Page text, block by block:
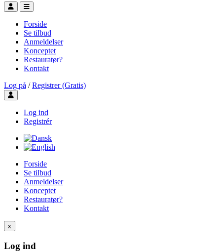
Forside
Se tilbud
Anmeldelser
Konceptet
Restauratør?
Kontakt
Log på / Registrer (Gratis)
Toggle user menu
Log ind
Registrér
Forside
Se tilbud
Anmeldelser
Konceptet
Restauratør?
Kontakt
x
Log ind